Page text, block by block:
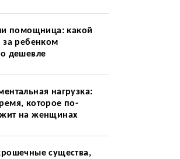
помощница: какой
за ребенком
дешевле
нагрузка:
которое по-
на женщинах
существа,